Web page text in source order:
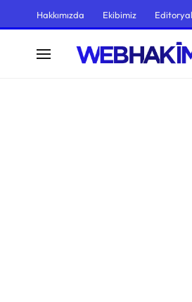
Hakkımızda Ekibimiz